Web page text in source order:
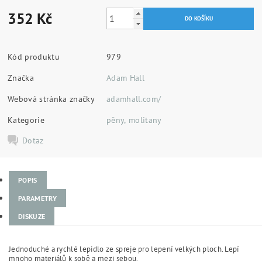
352 Kč
Kód produktu
979
Značka
Adam Hall
Webová stránka značky
adamhall.com/
Kategorie
pěny, molitany
Dotaz
POPIS
PARAMETRY
DISKUZE
Jednoduché a rychlé lepidlo ze spreje pro lepení velkých ploch. Lepí
mnoho materiálů k sobě a mezi sebou.